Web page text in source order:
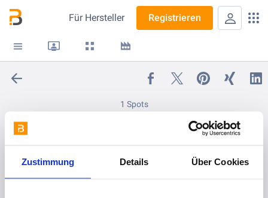
Zustimmung Details Über Cookies
Für Hersteller Registrieren
1 Spots
Schulungen, Seminare, Wissen